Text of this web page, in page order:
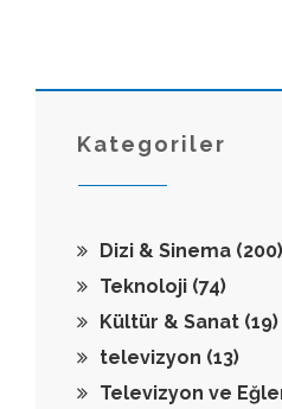
Kategoriler
Dizi & Sinema (200)
Teknoloji (74)
Kültür & Sanat (19)
televizyon (13)
Televizyon ve